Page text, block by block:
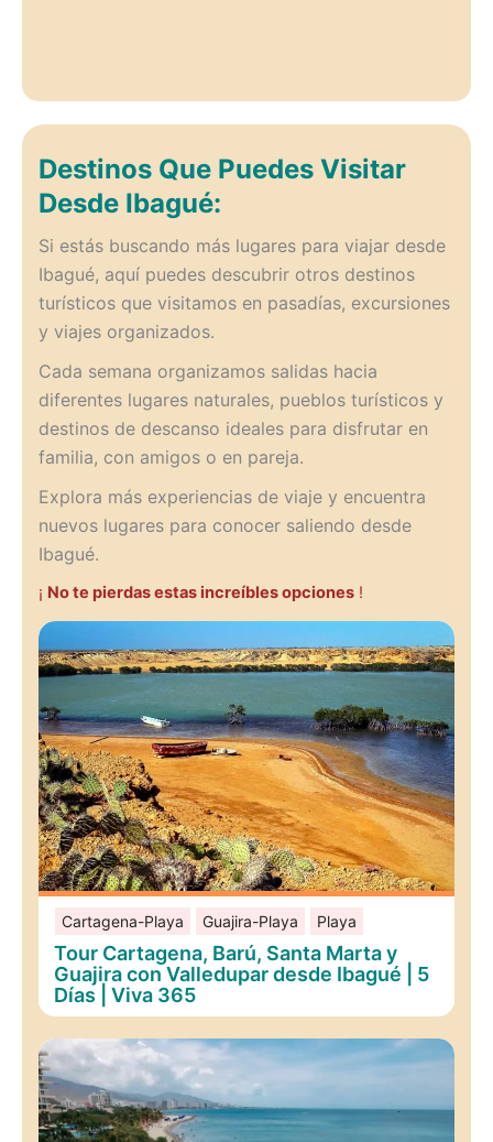
Destinos Que Puedes Visitar
Desde Ibagué:
Si estás buscando más lugares para viajar desde
Ibagué, aquí puedes descubrir otros destinos
turísticos que visitamos en pasadías, excursiones
y viajes organizados.
Cada semana organizamos salidas hacia
diferentes lugares naturales, pueblos turísticos y
destinos de descanso ideales para disfrutar en
familia, con amigos o en pareja.
Explora más experiencias de viaje y encuentra
nuevos lugares para conocer saliendo desde
Ibagué.
¡ No te pierdas estas increíbles opciones!
Cartagena-Playa Guajira-Playa Playa
Tour Cartagena, Barú, Santa Marta y
Guajira con Valledupar desde Ibagué | 5
Días | Viva 365